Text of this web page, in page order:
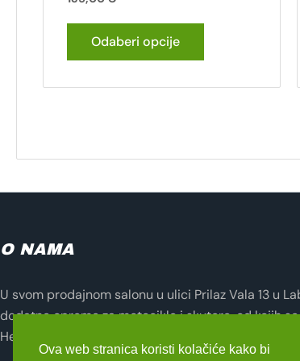
Odaberi opcije
O NAMA
U svom prodajnom salonu u ulici Prilaz Vala 13 u
dodatne opreme za motocikle i skutere, od kojih
Helmets, Lampa, Evotech, Seventy Degrees,
Ova web stranica koristi kolačiće kako bi